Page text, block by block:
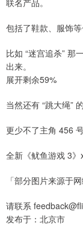
包括了鞋款、服饰
比如 “迷宫追杀” 那
出来。
展开剩余59%
当然还有 “跳大绳”
更少不了主角 456
全新《鱿鱼游戏 3》
「部分图片来源于
请联系
发布于：北京市